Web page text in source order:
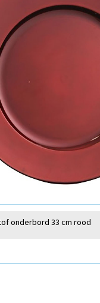
onderbord 33 cm rood